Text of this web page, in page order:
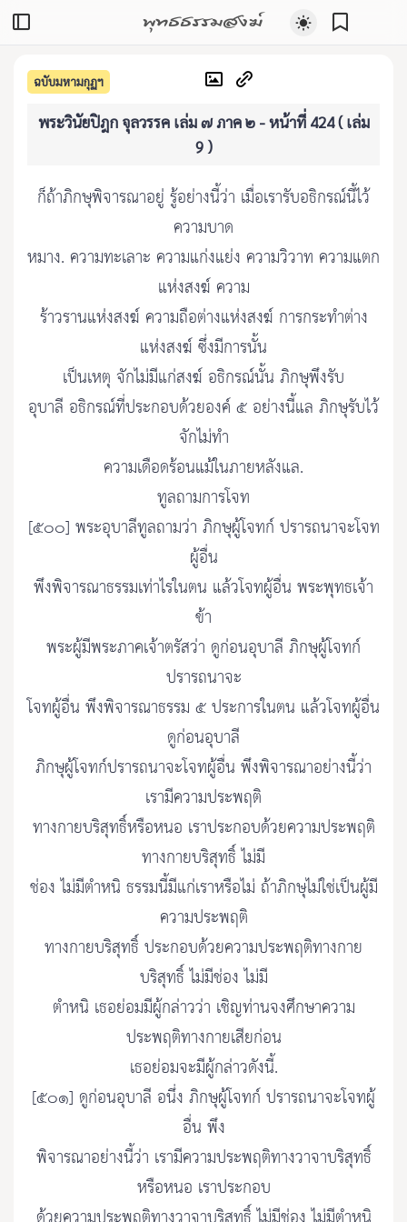
พุทธธรรมสงฆ์
ฉบับมหามกุฏฯ
พระวินัยปิฎก จุลวรรค เล่ม ๗ ภาค ๒ - หน้าที่ 424 ( เล่ม
9 )
ก็ถ้าภิกษุพิจารณาอยู่ รู้อย่างนี้ว่า เมื่อเรารับอธิกรณ์นี้ไว้
ความบาด
หมาง. ความทะเลาะ ความแก่งแย่ง ความวิวาท ความแตก
แห่งสงฆ์ ความ
ร้าวรานแห่งสงฆ์ ความถือต่างแห่งสงฆ์ การกระทำต่าง
แห่งสงฆ์ ซึ่งมีการนั้น
เป็นเหตุ จักไม่มีแก่สงฆ์ อธิกรณ์นั้น ภิกษุพึงรับ
อุบาลี อธิกรณ์ที่ประกอบด้วยองค์ ๕ อย่างนี้แล ภิกษุรับไว้
จักไม่ทำ
ความเดือดร้อนแม้ในภายหลังแล.
ทูลถามการโจท
[๕๐๐] พระอุบาลีทูลถามว่า ภิกษุผู้โจทก์ ปรารถนาจะโจท
ผู้อื่น
พึงพิจารณาธรรมเท่าไรในตน แล้วโจทผู้อื่น พระพุทธเจ้า
ข้า
พระผู้มีพระภาคเจ้าตรัสว่า ดูก่อนอุบาลี ภิกษุผู้โจทก์
ปรารถนาจะ
โจทผู้อื่น พึงพิจารณาธรรม ๕ ประการในตน แล้วโจทผู้อื่น
ดูก่อนอุบาลี
ภิกษุผู้โจทก์ปรารถนาจะโจทผู้อื่น พึงพิจารณาอย่างนี้ว่า
เรามีความประพฤติ
ทางกายบริสุทธิ์หรือหนอ เราประกอบด้วยความประพฤติ
ทางกายบริสุทธิ์ ไม่มี
ช่อง ไม่มีตำหนิ ธรรมนี้มีแก่เราหรือไม่ ถ้าภิกษุไม่ใช่เป็นผู้มี
ความประพฤติ
ทางกายบริสุทธิ์ ประกอบด้วยความประพฤติทางกาย
บริสุทธิ์ ไม่มีช่อง ไม่มี
ตำหนิ เธอย่อมมีผู้กล่าวว่า เชิญท่านจงศึกษาความ
ประพฤติทางกายเสียก่อน
เธอย่อมจะมีผู้กล่าวดังนี้.
[๕๐๑] ดูก่อนอุบาลี อนึ่ง ภิกษุผู้โจทก์ ปรารถนาจะโจทผู้
อื่น พึง
พิจารณาอย่างนี้ว่า เรามีความประพฤติทางวาจาบริสุทธิ์
หรือหนอ เราประกอบ